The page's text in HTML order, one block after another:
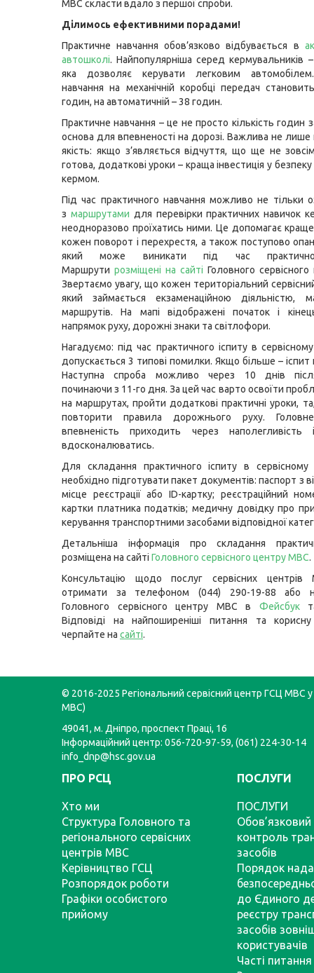
МВС скласти вдало з першої спроби.
Ділимось ефективними порадами!
Практичне навчання обов’язково відбувається в
автошколі. Найпопулярніша серед кермувальників –
яка дозволяє керувати легковим
навчання на механічній коробці передач
годин, на автоматичній – 38 годин.
Практичне навчання – це не просто кількість годин
основа для впевненості на дорозі. Важлива не лише
якість: якщо з’являється відчуття, що ще не
готова, додаткові уроки – краща інвестиція у
кермом.
Під час практичного навчання можливо не тільки
з маршрутами для перевірки практичних навичок
неодноразово проїхатись ними. Це допомагає краще
кожен поворот і перехрестя, а також поступово
який може виникати під час
Маршрути розміщені на сайті Головного
Звертаємо увагу, що кожен територіальний
який займається екзаменаційною діяльністю,
маршрутів. На мапі відображені початок і
напрямок руху, дорожні знаки та світлофори.
Нагадуємо: під час практичного іспиту в
допускається 3 типові помилки. Якщо більше –
Наступна спроба можливо через 10 днів
починаючи з 11-го дня. За цей час варто освоїти
на маршрутах, пройти додаткові практичні уроки,
повторити правила дорожнього руху. Головне
впевненість приходить через наполегливість
вдосконалюватись.
Для складання практичного іспиту в
необхідно підготувати пакет документів: паспорт з
місце реєстрації або ID-картку; реєстраційний
картки платника податків; медичну довідку про
керування транспортними засобами відповідної
Детальніша інформація про складання
розміщена на сайті Головного сервісного центру МВС.
Консультацію щодо послуг сервісних
отримати за телефоном (044) 290-19-88 або
Головного сервісного центру МВС в Фейсбук
Відповіді на найпоширеніші питання та
черпайте на сайті.
© 2016-2025 Регіональний сервісний центр ГСЦ МВС у
МВС)
49041, м. Дніпро, проспект Праці, 16
Інформаційний центр: 056-720-97-59, (061) 224-30-14
info_dnp@hsc.gov.ua
ПРО РСЦ
Хто ми
Структура Головного та
регіонального сервісних
центрів МВС
Керівництво ГСЦ
Розпорядок роботи
Графіки особистого
прийому
ПОСЛУГИ
ПОСЛУГИ
Обов’язковий
контроль
засобів
Порядок
до Єдиного
реєстру
засобів
користувачів
Часті питання